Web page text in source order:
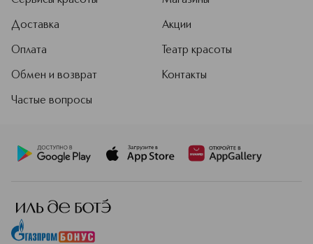
Доставка
Оплата
Обмен и возврат
Частые вопросы
Акции
Театр красоты
Контакты